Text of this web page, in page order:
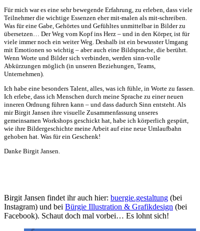
Für mich war es eine sehr bewegende Erfahrung, zu erleben, dass viele
Teilnehmer die wichtige Essenzen eher mit-malen als mit-schreiben.
Was für eine Gabe, Gehörtes und Gefühltes unmittelbar in Bilder zu
übersetzen… Der Weg vom Kopf ins Herz – und in den Körper, ist für
viele immer noch ein weiter Weg. Deshalb ist ein bewusster Umgang
mit Emotionen so wichtig – aber auch eine Bildsprache, die berührt.
Wenn Worte und Bilder sich verbinden, werden sinn-volle
Abkürzungen möglich (in unseren Beziehungen, Teams,
Unternehmen).
Ich habe eine besonders Talent, alles, was ich fühle, in Worte zu fassen.
Ich erlebe, dass ich Menschen durch meine Sprache zu einer neuen
inneren Ordnung führen kann – und dass dadurch Sinn entsteht. Als
mir Birgit Jansen ihre visuelle Zusammenfassung unseres
gemeinsamen Workshops geschickt hat, habe ich körperlich gespürt,
wie ihre Bildergeschichte meine Arbeit auf eine neue Umlaufbahn
gehoben hat. Was für ein Geschenk!
Danke Birgit Jansen.
Birgit Jansen findet ihr auch hier: buergie.gestaltung (bei
Instagram) und bei Bürgie Illustration & Grafikdesign (bei
Facebook). Schaut doch mal vorbei… Es lohnt sich!